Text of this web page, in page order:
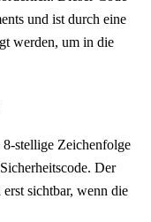
und ist durch eine
werden, um in die
stellige Zeichenfolge
Der
sichtbar, wenn die